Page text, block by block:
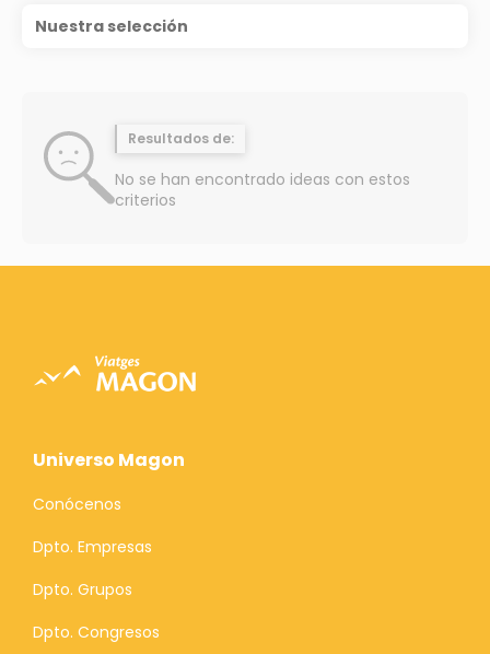
Nuestra selección
Resultados de:
No se han encontrado ideas con estos
criterios
Universo Magon
Conócenos
Dpto. Empresas
Dpto. Grupos
Dpto. Congresos